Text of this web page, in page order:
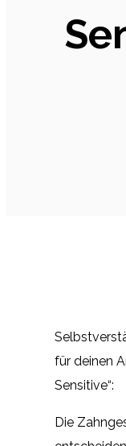
für deinen
Sensitive“:
Die